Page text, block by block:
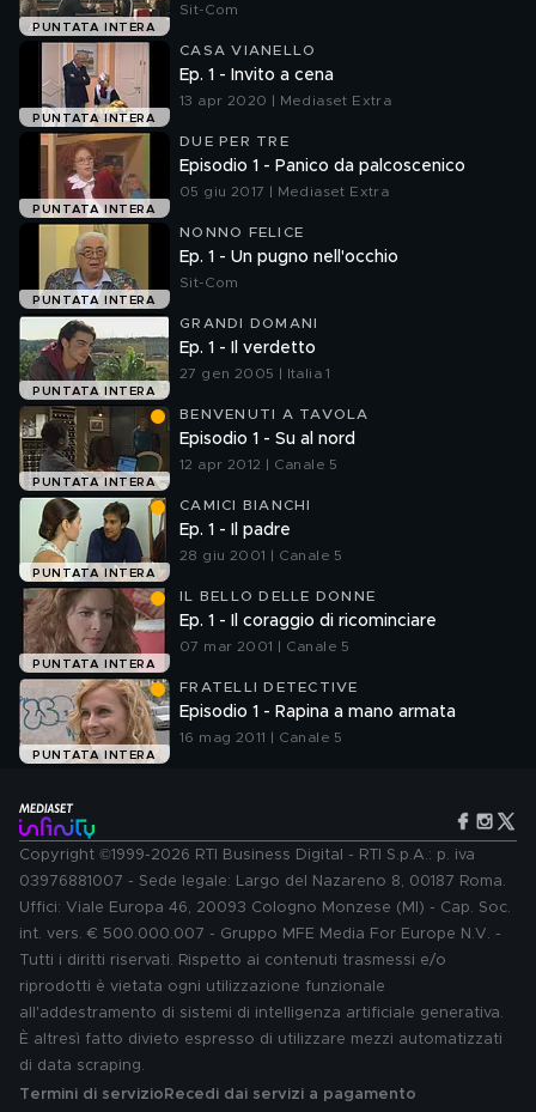
PUNTATA INTERA
Sit-Com
PUNTATA INTERA
CASA VIANELLO
Ep. 1 - Invito a cena
13 apr 2020 | Mediaset Extra
PUNTATA INTERA
DUE PER TRE
Episodio 1 - Panico da palcoscenico
05 giu 2017 | Mediaset Extra
PUNTATA INTERA
NONNO FELICE
Ep. 1 - Un pugno nell'occhio
Sit-Com
PUNTATA INTERA
GRANDI DOMANI
Ep. 1 - Il verdetto
27 gen 2005 | Italia 1
PUNTATA INTERA
BENVENUTI A TAVOLA
Episodio 1 - Su al nord
12 apr 2012 | Canale 5
PUNTATA INTERA
CAMICI BIANCHI
Ep. 1 - Il padre
28 giu 2001 | Canale 5
PUNTATA INTERA
IL BELLO DELLE DONNE
Ep. 1 - Il coraggio di ricominciare
07 mar 2001 | Canale 5
PUNTATA INTERA
FRATELLI DETECTIVE
Episodio 1 - Rapina a mano armata
16 mag 2011 | Canale 5
Copyright ©1999-2026 RTI Business Digital - RTI S.p.A.: p. iva
03976881007 - Sede legale: Largo del Nazareno 8, 00187 Roma.
Uffici: Viale Europa 46, 20093 Cologno Monzese (MI) - Cap. Soc.
int. vers. € 500.000.007 - Gruppo MFE Media For Europe N.V. -
Tutti i diritti riservati. Rispetto ai contenuti trasmessi e/o
riprodotti è vietata ogni utilizzazione funzionale
all'addestramento di sistemi di intelligenza artificiale generativa.
È altresì fatto divieto espresso di utilizzare mezzi automatizzati
di data scraping.
Termini di servizio Recedi dai servizi a pagamento